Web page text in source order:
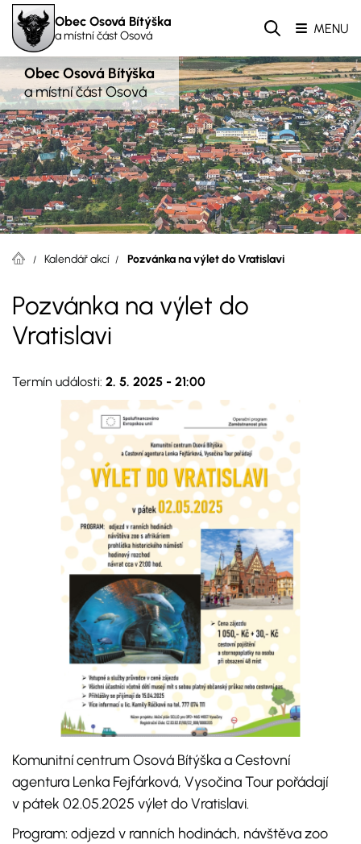
Obec Osová Bítýška
a místní část Osová MENU
Obec Osová Bítýška
a místní část Osová
Kalendář akcí Pozvánka na výlet do Vratislavi
Pozvánka na výlet do
Vratislavi
Termín události: 2. 5. 2025 - 21:00
Komunitní centrum Osová Bítýška a Cestovní
agentura Lenka Fejfárková, Vysočina Tour pořádají
v pátek 02.05.2025 výlet do Vratislavi.
Program: odjezd v ranních hodinách, návštěva zoo